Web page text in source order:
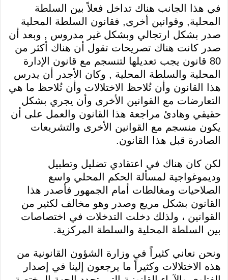
في هذا الجانب هناك تداخل فعلاً بين السلطة
المحلية, وقوانين أخرى, فقانون السلطة المحلية
صدر بشكل ارتجالي وبشكل غير مدروس , وبعد أن
صدر كانت هناك تصريحات تقول أن هناك أكثر من
80 قانون يجب تعديلها لتنسجم مع قانون الإدارة
المحلية والسلطة المحلية , وكان الأجدر أن يدرس
هذا القانون وأن تُلاحظ الاختلالات وأن تُلاحظ ما هي
التعارضات مع القوانين الأخرى وأن يجري بشكل
حقيقي وهادئ مراجعة هذا القانون والعمل على أن
يكون منسجم مع القوانين الأخرى والتشريعات
الصادرة قبل هذا القانون.
لكن كان هناك في اعتقادي تضليل وتطبيل
وديموغواجية لمسألة الحكم المحلي واسع
الصلاحيات ومغالطات أمام الجمهور فأصدر هذا
القانون بشكل مريع وصدر وهو مخالف لكثير من
القوانين ، ولذلك دخلت التدخلات في اختصاصات
بين السلطة المحلية والسلطة المركزية.
ونحن نعاني كثيراً في وزارة الشؤون القانونية من
هذه الاختلالات وكثيراً ما يرجعون إلينا في إصدار